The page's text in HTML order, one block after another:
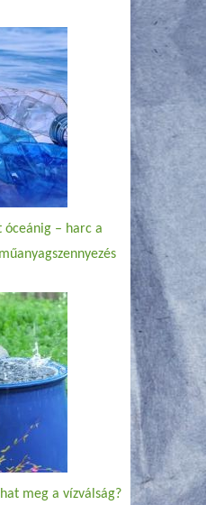
óceánig – harc a
meg a vízválság?